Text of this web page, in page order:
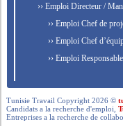
›› Emploi Directeur /
›› Emploi Chef de
›› Emploi Chef
›› Emploi Responsable
Tunisie Travail Copyright 2026 ©
Candidats a la recherche d'emploi,
Entreprises a la recherche de